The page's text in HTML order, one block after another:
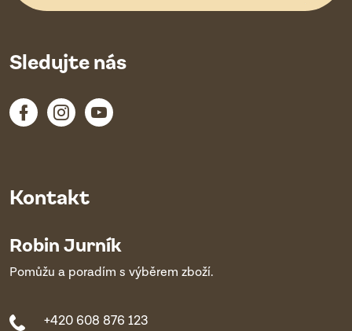
Kontakt
Robin Jurník
Pomůžu a poradím s výběrem zboží.
+420 608 876 123
Sledujte nás